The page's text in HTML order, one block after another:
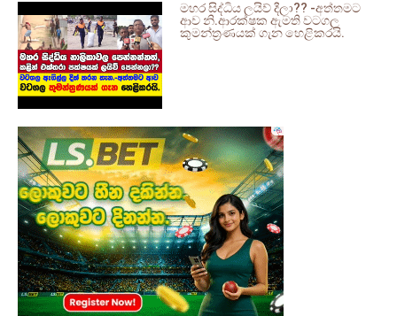
මහර සිද්ධිය ලයිව් දීලා?? -අත්තමට
ආව නි.ආරක්ෂක ඇමති වටගල
කුමන්ත්‍රණයක් ගැන හෙළිකරයි.